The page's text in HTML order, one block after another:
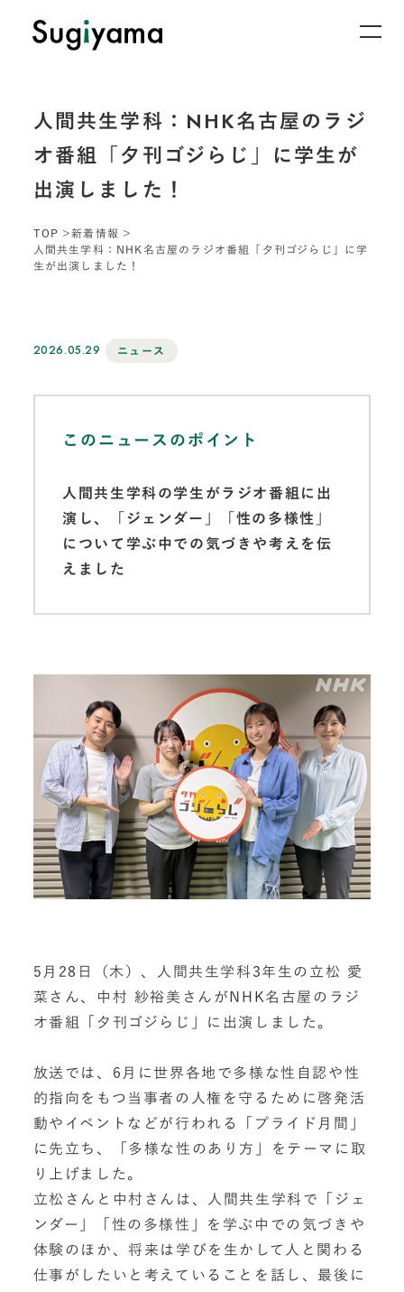
人間共生学科：NHK名古屋のラジ
オ番組「夕刊ゴジらじ」に学生が
出演しました！
TOP
新着情報
人間共生学科：NHK名古屋のラジオ番組「夕刊ゴジらじ」に学
生が出演しました！
2026.05.29 ニュース
このニュースのポイント
人間共生学科の学生がラジオ番組に出
演し、「ジェンダー」「性の多様性」
について学ぶ中での気づきや考えを伝
えました
5月28日（木）、人間共生学科3年生の立松 愛
菜さん、中村 紗裕美さんがNHK名古屋のラジ
オ番組「夕刊ゴジらじ」に出演しました。
放送では、6月に世界各地で多様な性自認や性
的指向をもつ当事者の人権を守るために啓発活
動やイベントなどが行われる「プライド月間」
に先立ち、「多様な性のあり方」をテーマに取
り上げました。
立松さんと中村さんは、人間共生学科で「ジェ
ンダー」「性の多様性」を学ぶ中での気づきや
体験のほか、将来は学びを生かして人と関わる
仕事がしたいと考えていることを話し、最後に